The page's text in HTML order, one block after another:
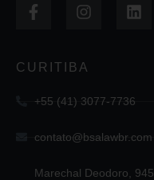
CURITIBA
+55 (41) 3077-7736
contato@bsalawbr.com
Marechal Deodoro, 945